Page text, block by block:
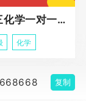
江苏高三化学一对一冲刺辅导课程
化学
复制